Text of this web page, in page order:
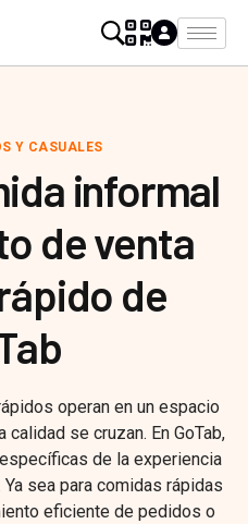
Y CASUALES
informal
de venta
de
operan en un espacio
se cruzan. En GoTab,
de la experiencia
sea para comidas rápidas
eficiente de pedidos o